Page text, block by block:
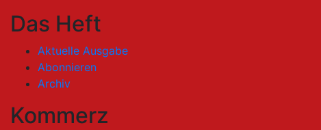
Das Heft
Aktuelle Ausgabe
Abonnieren
Archiv
Kommerz